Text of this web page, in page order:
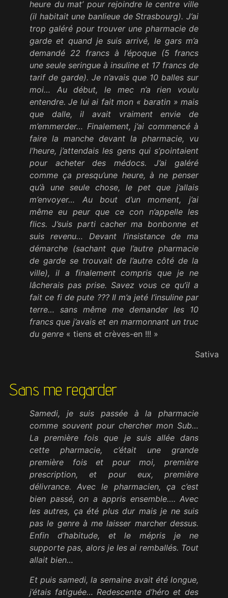
heure du mat’ pour rejoindre le centre ville
(il habitait une banlieue de Strasbourg). J’ai
trop galéré pour trouver une pharmacie de
garde et quand je suis arrivé, le gars m’a
demandé 22 francs à l’époque (5 francs
une seule seringue à insuline et 17 francs de
tarif de garde). Je n’avais que 10 balles sur
moi… Au début, le mec n’a rien voulu
entendre. Je lui ai fait mon « baratin » mais
que dalle, il avait vraiment envie de
m’emmerder… Finalement, j’ai commencé à
faire la manche devant la pharmacie, vu
l’heure, j’attendais les gens qui s’pointaient
pour acheter des médocs. J’ai galéré
comme ça presqu’une heure, à ne penser
qu’à une seule chose, le pet que j’allais
m’envoyer… Au bout d’un moment, j’ai
même eu peur que ce con n’appelle les
flics. J’suis parti cacher ma bonbonne et
suis revenu… Devant l’insistance de ma
démarche (sachant que l’autre pharmacie
de garde se trouvait de l’autre côté de la
ville), il a finalement compris que je ne
lâcherais pas prise. Savez vous ce qu’il a
fait ce fi de pute ??? Il m’a jeté l’insuline par
terre… sans même me demander les 10
francs que j’avais et en marmonnant un truc
du genre « tiens et crèves-en !!! »
Sativa
Sans me regarder
Samedi, je suis passée à la pharmacie
comme souvent pour chercher mon Sub…
La première fois que je suis allée dans
cette pharmacie, c’était une grande
première fois et pour moi, première
prescription, et pour eux, première
délivrance. Avec le pharmacien, ça c’est
bien passé, on a appris ensemble…. Avec
les autres, ça été plus dur mais je ne suis
pas le genre à me laisser marcher dessus.
Enfin d’habitude, et le mépris je ne
supporte pas, alors je les ai remballés. Tout
allait bien…
Et puis samedi, la semaine avait été longue,
j’étais fatiguée… Redescente d’héro et des